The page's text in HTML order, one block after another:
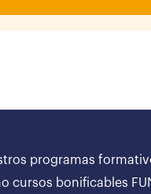
programas
cursos bonificables